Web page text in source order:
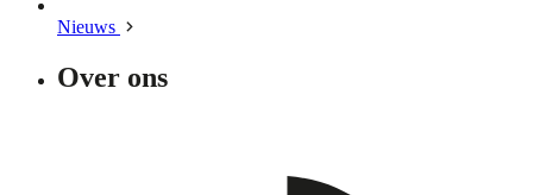
Nieuws
Over ons